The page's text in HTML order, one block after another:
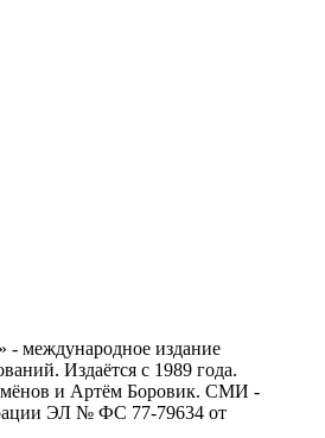
- международное издание
Издаётся с 1989 года.
и Артём Боровик. CМИ -
ЭЛ № ФС 77-79634 от